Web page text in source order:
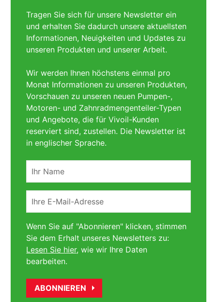
Tragen Sie sich für unsere Newsletter ein
und erhalten Sie dadurch unsere aktuellsten
Informationen, Neuigkeiten und Updates zu
unseren Produkten und unserer Arbeit.
Wir werden Ihnen höchstens einmal pro
Monat Informationen zu unseren Produkten,
Vorschauen zu unseren neuen Pumpen-,
Motoren- und Zahnradmengenteiler-Typen
und Angebote, die für Vivoil-Kunden
reserviert sind, zustellen. Die Newsletter ist
in englischer Sprache.
Name
E-
Adresse
Wenn Sie auf "Abonnieren" klicken, stimmen
Sie dem Erhalt unseres Newsletters zu:
Lesen Sie hier, wie wir Ihre Daten
bearbeiten.